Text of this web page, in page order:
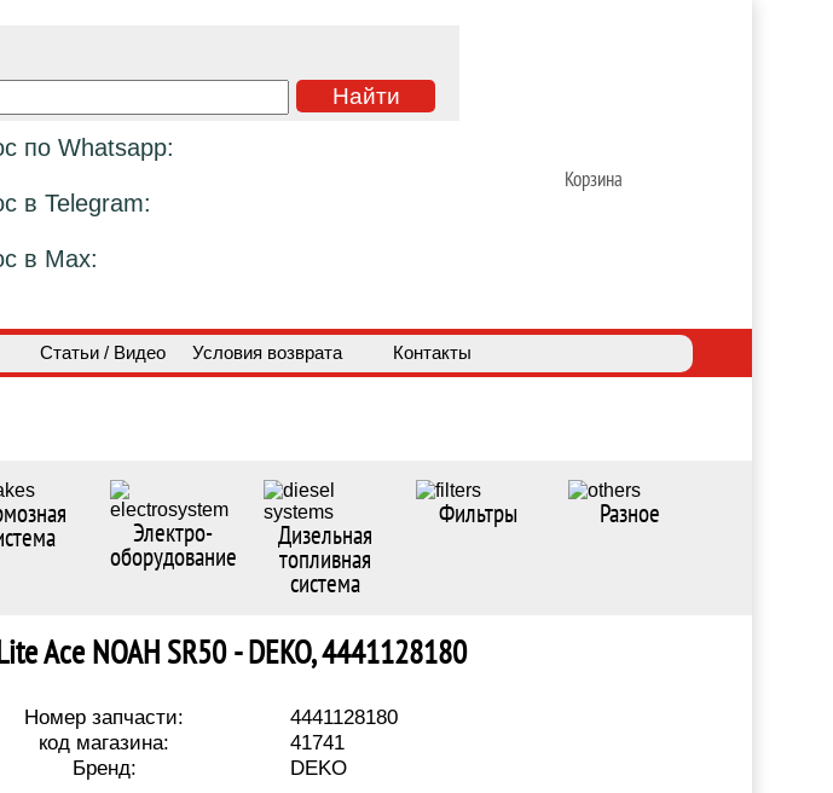
по Whatsapp:
в Telegram:
в Max:
Корзина
Статьи / Видео Условия возврата Контакты
Электро-
оборудование
Дизельная
топливная
система
Фильтры Разное
Ace NOAH SR50 - DEKO, 4441128180
Номер запчасти:
4441128180
код магазина:
41741
Бренд:
DEKO